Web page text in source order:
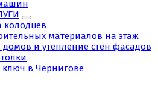
колодцев
материалов на этаж
и утепление стен фасадов
в Чернигове